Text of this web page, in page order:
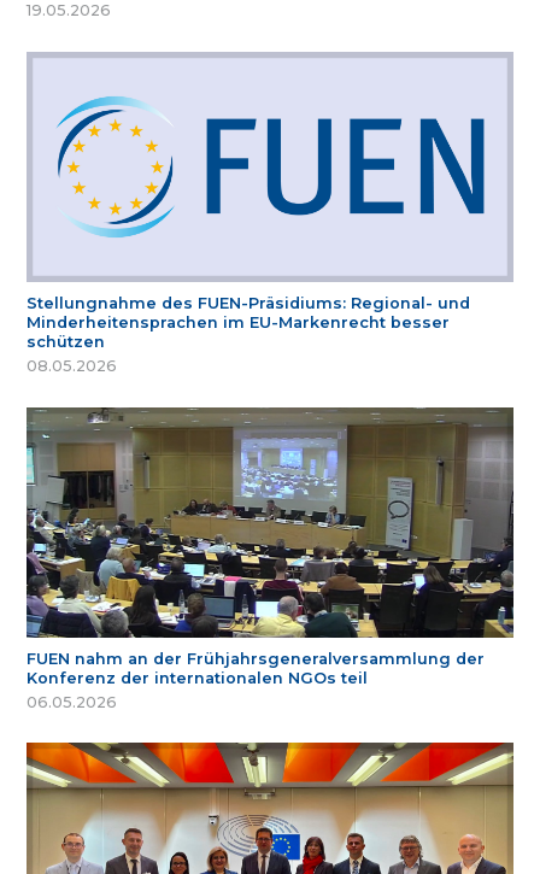
19.05.2026
Stellungnahme des FUEN-Präsidiums: Regional- und
Minderheitensprachen im EU-Markenrecht besser
schützen
08.05.2026
FUEN nahm an der Frühjahrsgeneralversammlung der
Konferenz der internationalen NGOs teil
06.05.2026